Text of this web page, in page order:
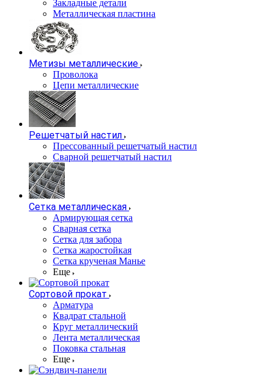
Закладные детали
Металлическая пластина
Метизы металлические
Проволока
Цепи металлические
Решетчатый настил
Прессованный решетчатый настил
Сварной решетчатый настил
Сетка металлическая
Армирующая сетка
Сварная сетка
Сетка для забора
Сетка жаростойкая
Сетка крученая Манье
Еще
Сортовой прокат
Арматура
Квадрат стальной
Круг металлический
Лента металлическая
Поковка стальная
Еще